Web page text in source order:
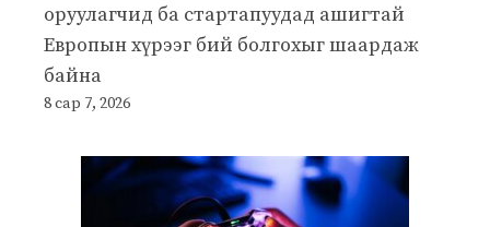
оруулагчид ба стартапуудад ашигтай
Европын хүрээг бий болгохыг шаардаж
байна
8 сар 7, 2026